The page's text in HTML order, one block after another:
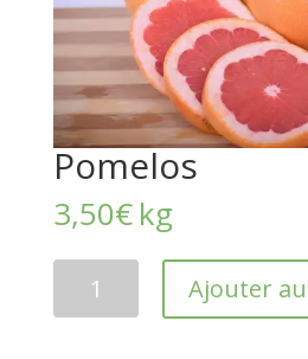
Pomelos
3,50€ kg
Ajouter